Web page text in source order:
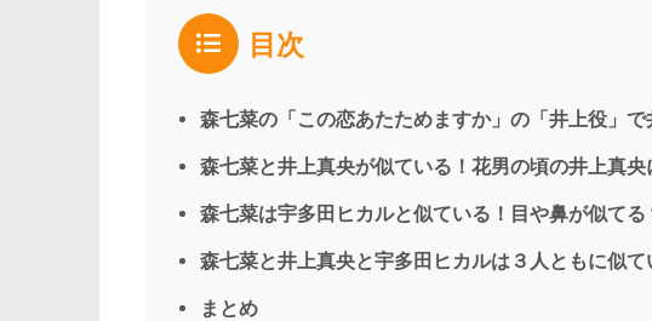
目次
森七菜の「この恋あたためますか」の「井上役」で
森七菜と井上真央が似ている！花男の頃の井上真央
森七菜は宇多田ヒカルと似ている！目や鼻が似てる
森七菜と井上真央と宇多田ヒカルは３人ともに似て
まとめ